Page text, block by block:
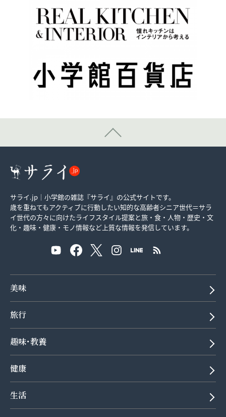
サライ.jp｜小学館の雑誌『サライ』の公式サイトです。
歳を重ねてもアクティブに行動したい知的な高齢者シニア世代＝サラ
イ世代の方々に向けたライフスタイル提案と旅・食・人物・歴史・文
化・趣味・健康・モノ情報など上質な情報を発信しています。
美味
旅行
趣味･教養
健康
生活